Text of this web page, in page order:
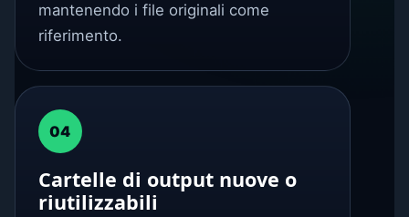
mantenendo i file originali come
riferimento.
04
Cartelle di output nuove o
riutilizzabili